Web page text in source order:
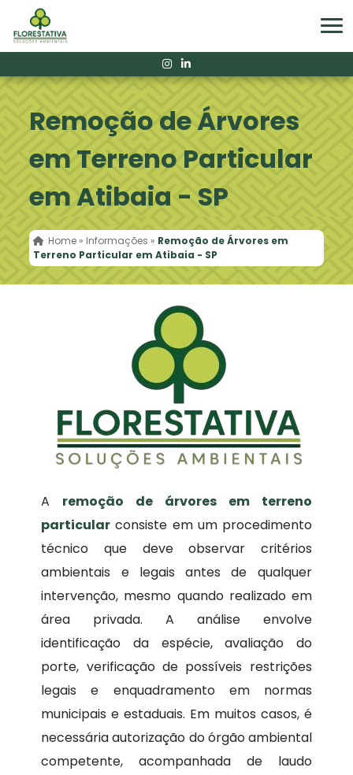
Remoção de Árvores
em Terreno Particular
em Atibaia - SP
Home » Informações » Remoção de Árvores em
Terreno Particular em Atibaia - SP
A remoção de árvores em terreno
particular consiste em um procedimento
técnico que deve observar critérios
ambientais e legais antes de qualquer
intervenção, mesmo quando realizado em
área privada. A análise envolve
identificação da espécie, avaliação do
porte, verificação de possíveis restrições
legais e enquadramento em normas
municipais e estaduais. Em muitos casos, é
necessária autorização do órgão ambiental
competente, acompanhada de laudo